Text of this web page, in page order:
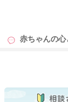
赤ちゃんの心